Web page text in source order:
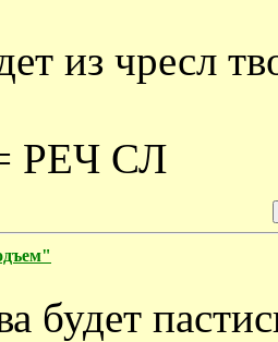
из чресл
РЕЧ СЛ
будет